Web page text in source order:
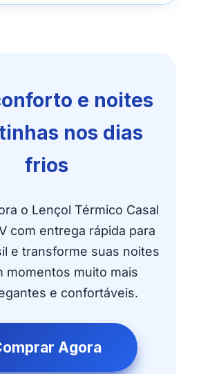
e noites
nos dias
frios
o Lençol Térmico Casal
com entrega rápida para
e transforme suas noites
momentos muito mais
e confortáveis.
Agora